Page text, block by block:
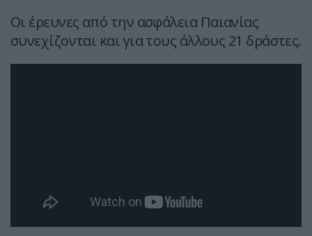
Οι έρευνες από την ασφάλεια Παιανίας
συνεχίζονται και για τους άλλους 21 δράστες.